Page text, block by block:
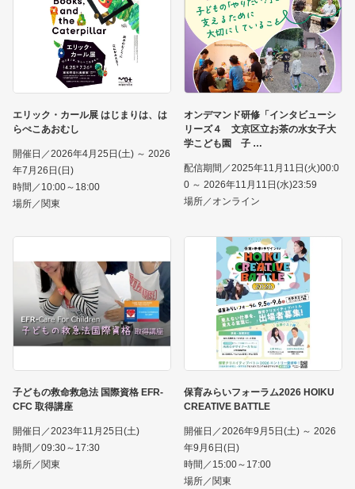
エリック・カール展 はじまりは、は
らぺこあおむし
開催日／2026年4月25日(土) ～ 2026
年7月26日(日)
時間／10:00～18:00
場所／関東
オンデマンド研修「インタビューシ
リーズ４ 文京区立お茶の水女子大
学こども園 子
配信期間／2025年11月11日(火)00:0
0 ～ 2026年11月11日(水)23:59
場所／オンライン
子どもの救命救急法 国際資格 EFR-
CFC 取得講座
開催日／2023年11月25日(土)
時間／09:30～17:30
場所／関東
保育みらいフォーラム2026 HOIKU
CREATIVE BATTLE
開催日／2026年9月5日(土) ～ 2026
年9月6日(日)
時間／15:00～17:00
場所／関東